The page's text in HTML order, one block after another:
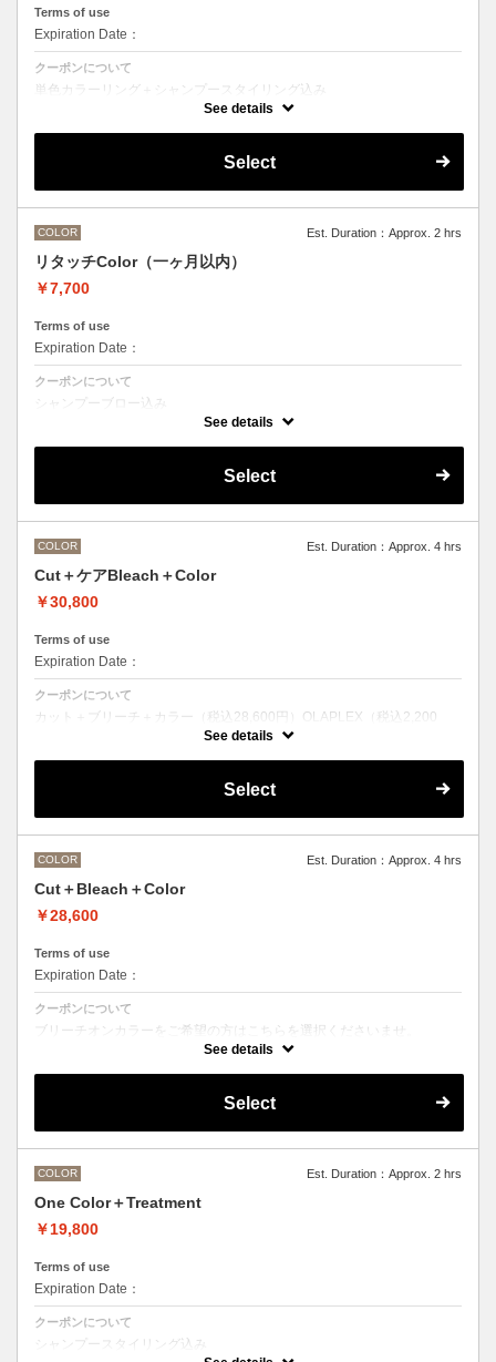
Terms of use
Expiration Date：
クーポンについて
単色カラーリング＋シャンプースタイリング込み
M ¥＋1100 L¥＋1650 LL¥＋2200
の方は別のメニューをお選びください。
See details
Select
COLOR Est. Duration：Approx. 2 hrs
リタッチColor（一ヶ月以内）
￥7,700
Terms of use
Expiration Date：
クーポンについて
シャンプーブロー込み
ワンカラー（おしゃれ染め、白髪染め）の一ヶ月以内のリタッチメニュ
See details
Select
COLOR Est. Duration：Approx. 4 hrs
Cut＋ケアBleach＋Color
￥30,800
Terms of use
Expiration Date：
クーポンについて
カット＋ブリーチ＋カラー（税込28,600円）OLAPLEX（税込2,200
前処理剤OLAPLEXを使ったカット＋ブリーチ＋カラー
●ご希望の色やカラー履歴、デザインによっては１度のブリーチでは表
現できない場合がございます。
M ¥＋1100 L¥＋1650 LL¥＋2200
See details
Select
COLOR Est. Duration：Approx. 4 hrs
Cut＋Bleach＋Color
￥28,600
Terms of use
Expiration Date：
クーポンについて
ブリーチオンカラーをご希望の方はこちらを選択くださいませ。
現できない場合がございます。
M ¥＋550 L¥＋1100 LL¥＋2200
See details
Select
COLOR Est. Duration：Approx. 2 hrs
One Color＋Treatment
￥19,800
Terms of use
Expiration Date：
クーポンについて
シャンプースタイリング込み